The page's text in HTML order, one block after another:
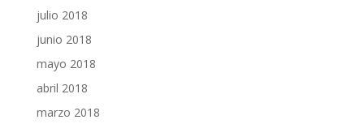
julio 2018
junio 2018
mayo 2018
abril 2018
marzo 2018